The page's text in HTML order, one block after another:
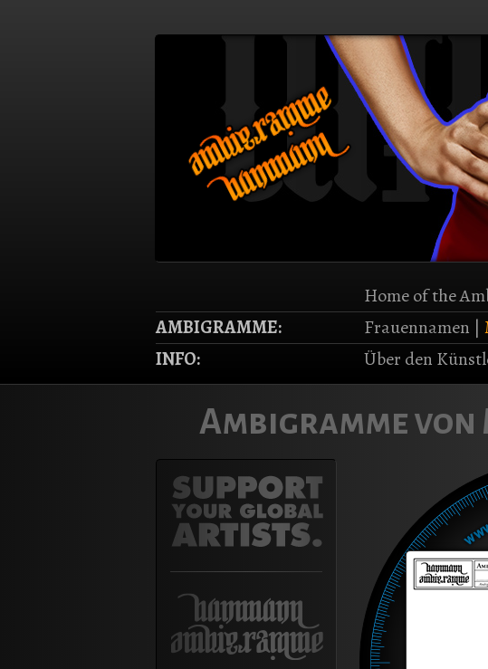
Home of the
AMBIGRAMME:
Frauennamen |
INFO:
Über den
Ambigramme